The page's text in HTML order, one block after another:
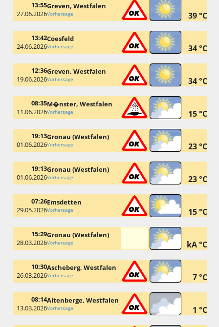
13:55
27.06.2026
Greven, Westfalen
Vorhersage 39 °C
13:42
24.06.2026
Coesfeld
Vorhersage 34 °C
12:36
19.06.2026
Greven, Westfalen
Vorhersage 34 °C
08:35
11.06.2026
M�nster, Westfalen
Vorhersage 15 °C
19:13
01.06.2026
Gronau (Westfalen)
Vorhersage 23 °C
19:13
01.06.2026
Gronau (Westfalen)
Vorhersage 23 °C
07:26
29.05.2026
Emsdetten
Vorhersage 15 °C
15:29
28.03.2026
Gronau (Westfalen)
Vorhersage kA °C
10:30
26.03.2026
Ascheberg, Westfalen
Vorhersage 7 °C
08:14
13.03.2026
Altenberge, Westfalen
Vorhersage 1 °C